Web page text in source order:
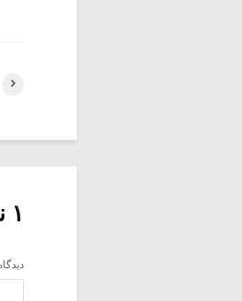
۱ نظر